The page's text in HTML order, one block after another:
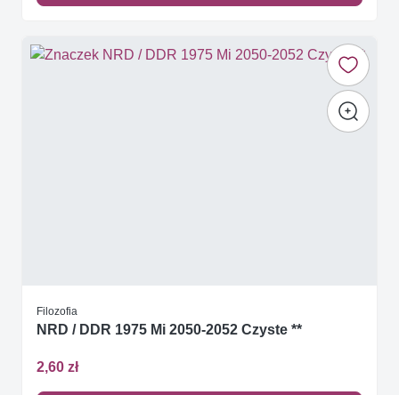
Filozofia
NRD / DDR 1975 Mi 2050-2052 Czyste **
2,60 zł